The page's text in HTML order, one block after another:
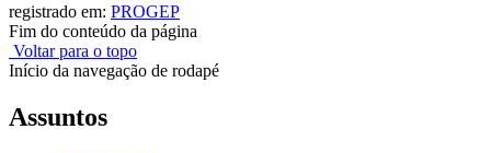
registrado em: PROGEP
Fim do conteúdo da página
Voltar para o topo
Início da navegação de rodapé
Assuntos